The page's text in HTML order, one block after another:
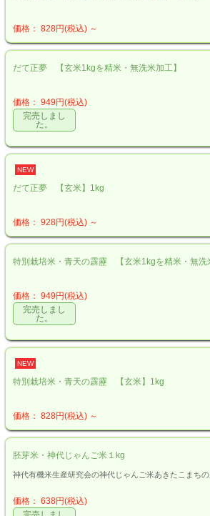
価格： 828円(税込) ～
だて正夢 【玄米1kgを精米・無洗米加工】
価格： 949円(税込)
完売しまし
た。
NEW
だて正夢 【玄米】1kg
価格： 928円(税込) ～
特別栽培米・青天の霹靂 【玄米1kgを精米・無洗
価格： 949円(税込)
完売しまし
た。
NEW
特別栽培米・青天の霹靂 【玄米】1kg
価格： 828円(税込) ～
胚芽米・神代じゃんご米１kg
神代有機米生産研究会の神代じゃんご米あきたこまち
価格： 638円(税込)